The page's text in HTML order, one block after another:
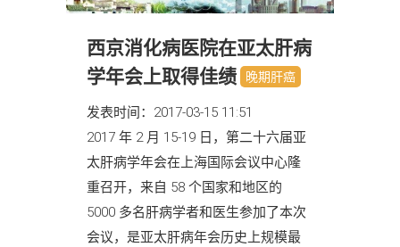
西京消化病医院在亚太肝病
学年会上取得佳绩
晚期肝癌
发表时间：2017-03-15 11:51
2017 年 2 月 15-19 日，第二十六届亚
太肝病学年会在上海国际会议中心隆
重召开，来自 58 个国家和地区的
5000 多名肝病学者和医生参加了本次
会议，是亚太肝病年会历史上规模最